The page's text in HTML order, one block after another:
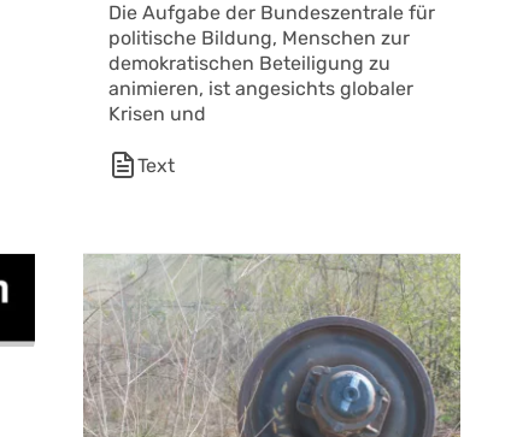
Die Aufgabe der Bundeszentrale für
politische Bildung, Menschen zur
demokratischen Beteiligung zu
animieren, ist angesichts globaler
Krisen und
Text